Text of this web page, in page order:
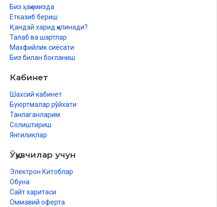
Биз ҳақимизда
Етказиб бериш
Қандай харид қилинади?
Талаб ва шартлар
Махфийлик сиёсати
Биз билан боғланиш
Кабинет
Шахсий кабинет
Буюртмалар рўйхати
Танлаганларим
Солиштириш
Янгиликлар
Ўқувчилар учун
Электрон Китоблар
Обуна
Сайт харитаси
Оммавий оферта